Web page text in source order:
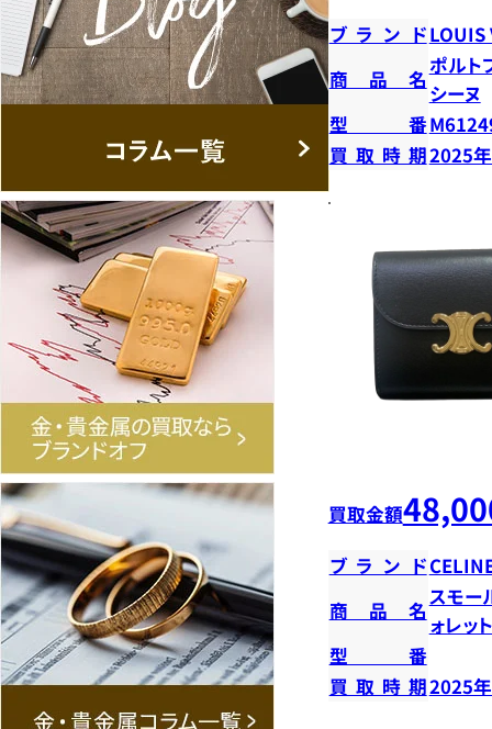
ブランドLOUIS
商品名
ポルト
シーヌ
型番
買取時期2025
買取金額
ブランド
商品名
スモー
ォレッ
型番
買取時期2025